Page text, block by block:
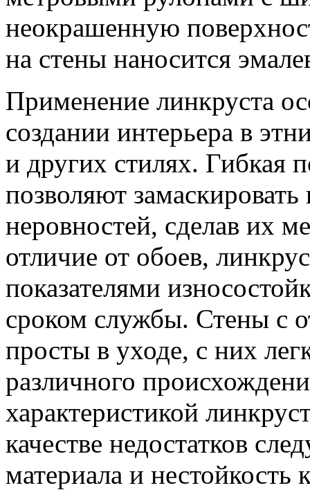
неокрашенную
на стены наносится
Применение линкруста
создании интерьера в
и других стилях. Гибкая
позволяют замаскировать
неровностей, сделав их
отличие от обоев,
показателями
сроком службы. Стены с
просты в уходе, с них
различного
характеристикой
качестве недостатков
материала и нестойкость